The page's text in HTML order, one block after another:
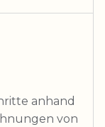
anhand
von